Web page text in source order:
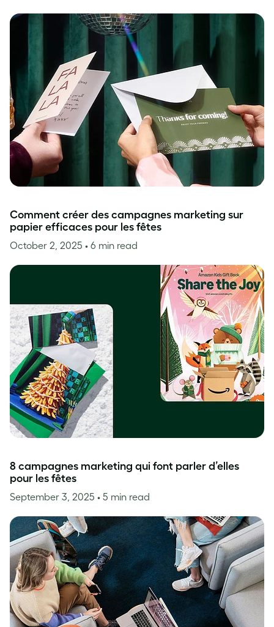
Comment créer des campagnes marketing sur
papier efficaces pour les fêtes
October 2, 2025 • 6 min read
8 campagnes marketing qui font parler d’elles
pour les fêtes
September 3, 2025 • 5 min read